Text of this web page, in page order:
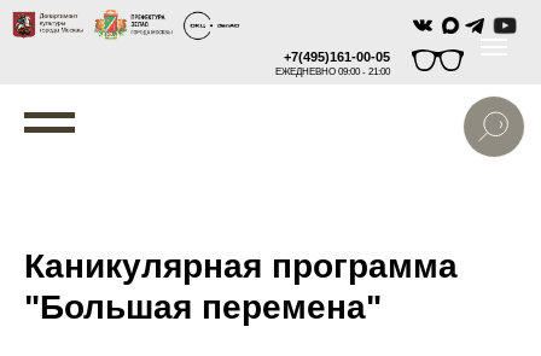
+7(495)161-00-05
ЕЖЕДНЕВНО 09:00 - 21:00
Каникулярная программа
"Большая перемена"